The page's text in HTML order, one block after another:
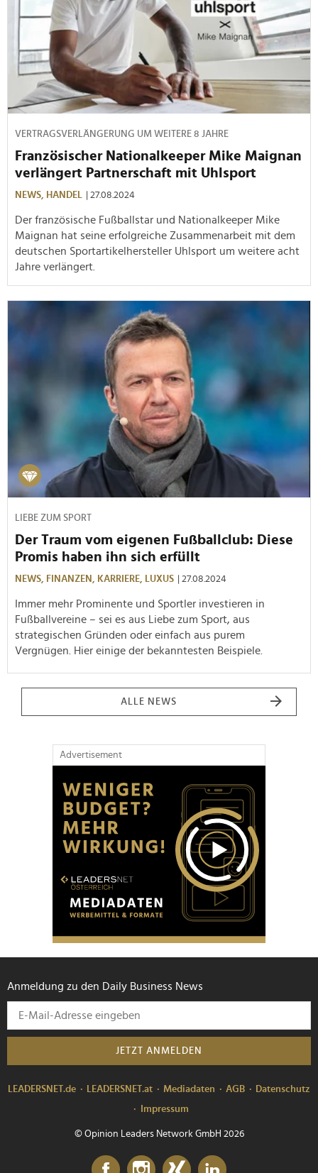
VERTRAGSVERLÄNGERUNG UM WEITERE 8 JAHRE
Französischer Nationalkeeper Mike Maignan
verlängert Partnerschaft mit Uhlsport
NEWS, HANDEL | 27.08.2024
Der französische Fußballstar und Nationalkeeper Mike
Maignan hat seine erfolgreiche Zusammenarbeit mit dem
deutschen Sportartikelhersteller Uhlsport um weitere acht
Jahre verlängert.
LIEBE ZUM SPORT
Der Traum vom eigenen Fußballclub: Diese
Promis haben ihn sich erfüllt
NEWS, FINANZEN, KARRIERE, LUXUS | 27.08.2024
Immer mehr Prominente und Sportler investieren in
Fußballvereine – sei es aus Liebe zum Sport, aus
strategischen Gründen oder einfach aus purem
Vergnügen. Hier einige der bekanntesten Beispiele.
ALLE NEWS
Advertisement
Anmeldung zu den Daily Business News
JETZT ANMELDEN
LEADERSNET.de LEADERSNET.at Mediadaten AGB
Datenschutz
Impressum
© Opinion Leaders Network GmbH 2026